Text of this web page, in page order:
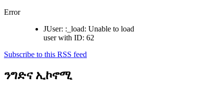
Error
JUser: :_load: Unable to load
user with ID: 62
Subscribe to this RSS feed
ንግድና ኢኮኖሚ